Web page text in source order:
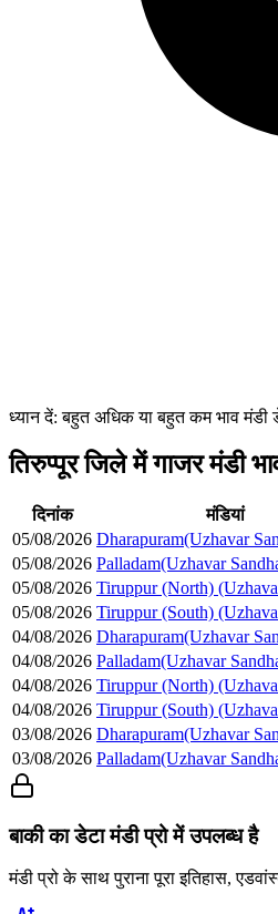
ध्यान दें: बहुत अधिक या बहुत कम भाव
तिरुप्पूर जिले में गाजर मंडी
दिनांक मंडियां
05/08/2026 Dharapuram(Uzhavar
05/08/2026 Palladam(Uzhavar
05/08/2026 Tiruppur (North)
05/08/2026 Tiruppur (South)
04/08/2026 Dharapuram(Uzhavar
04/08/2026 Palladam(Uzhavar
04/08/2026 Tiruppur (North)
04/08/2026 Tiruppur (South)
03/08/2026 Dharapuram(Uzhavar
03/08/2026 Palladam(Uzhavar
बाकी का डेटा मंडी प्रो में उपलब्ध है
मंडी प्रो के साथ पुराना पूरा इतिहास,